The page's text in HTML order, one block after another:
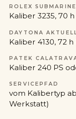
ROLEX
Kaliber 3235, 70
DAYTONA
Kaliber 4130, 72 h
PATEK
Kaliber 240 PS
SERVICEPFAD
vom Kalibertyp
Werkstatt)